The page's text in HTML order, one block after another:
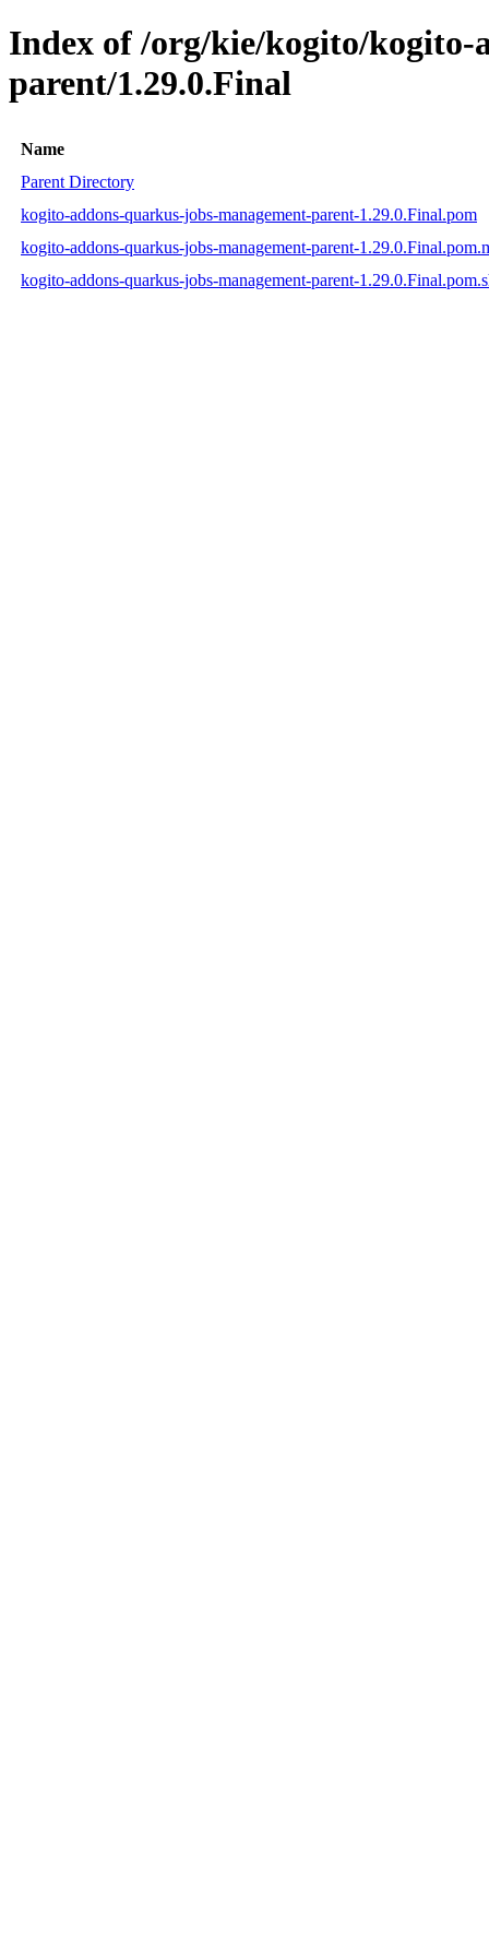
Index of /org/kie/kogito/kogito-
parent/1.29.0.Final
Name
Parent Directory
kogito-addons-quarkus-jobs-management-parent-1.29.0.Final.pom
kogito-addons-quarkus-jobs-management-parent-
kogito-addons-quarkus-jobs-management-parent-